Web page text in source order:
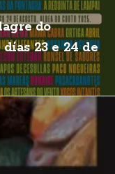
do
23 e 24 de